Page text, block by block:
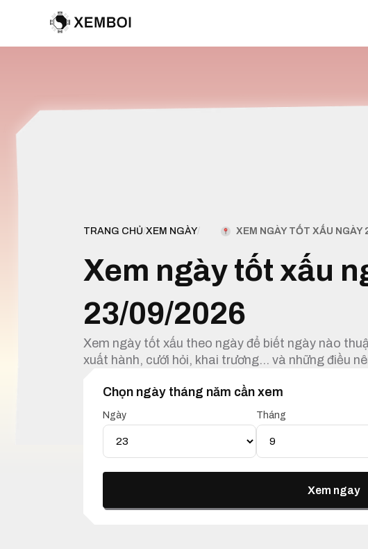
TRANG CHỦ/XEM NGÀY/ XEM NGÀY TỐT XẤU NGÀY
Xem ngày tốt xấu
23/09/2026
Xem ngày tốt xấu theo ngày để biết ngày nào
xuất hành, cưới hỏi, khai trương… và những điều
Chọn ngày tháng năm cần xem
Ngày Tháng
Xem ngay